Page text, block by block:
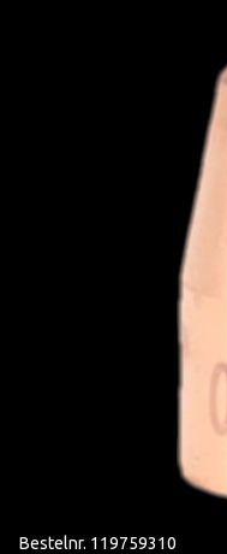
Bestelnr. 119759310